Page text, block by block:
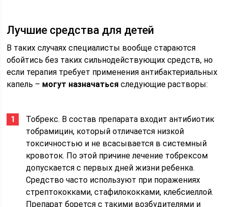
Лучшие средства для детей
В таких случаях специалисты вообще стараются
обойтись без таких сильнодействующих средств, но
если терапия требует применения антибактериальных
капель – могут назначаться следующие растворы:
Тобрекс. В состав препарата входит антибиотик
тобрамицин, который отличается низкой
токсичностью и не всасывается в системный
кровоток. По этой причине лечение тобрексом
допускается с первых дней жизни ребенка.
Средство часто используют при поражениях
стрептококками, стафилококками, клебсиеллой.
Препарат борется с такими возбудителями и